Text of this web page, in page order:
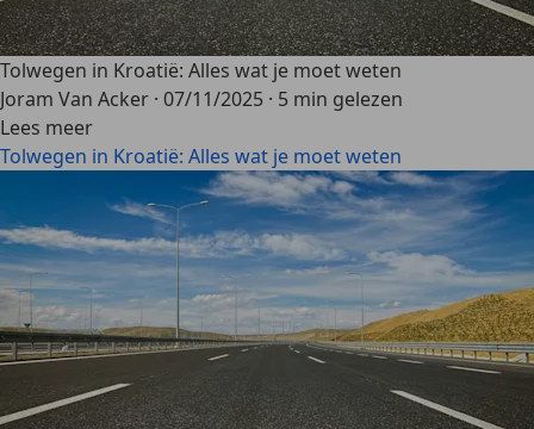
Tolwegen in Kroatië: Alles wat je moet weten
Joram Van Acker · 07/11/2025 · 5 min gelezen
Lees meer
Tolwegen in Kroatië: Alles wat je moet weten